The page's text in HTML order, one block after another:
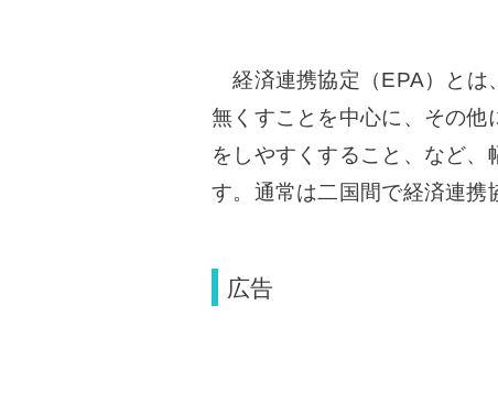
経済連携協定（EPA）とは
無くすことを中心に、その他
をしやすくすること、など
す。通常は二国間で経済連携
広告